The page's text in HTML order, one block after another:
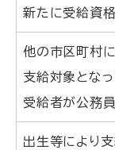
新たに受給資
他の市区町村
支給対象とな
受給者が公務
出生等により